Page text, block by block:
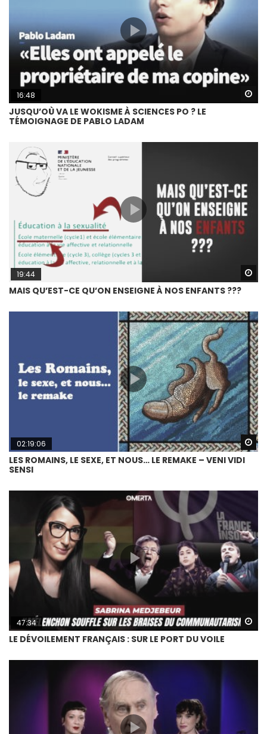
16:48
JUSQU’OÙ VA LE WOKISME À SCIENCES PO ? LE
TÉMOIGNAGE DE PABLO LADAM
19:44
MAIS QU’EST-CE QU’ON ENSEIGNE À NOS ENFANTS ???
02:19:06
LES ROMAINS, LE SEXE, ET NOUS… LE REMAKE – VENI VIDI
SENSI
47:34
LE DÉVOILEMENT FRANÇAIS : SUR LE PORT DU VOILE